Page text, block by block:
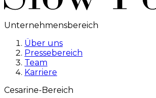
Unternehmensbereich
Über uns
Pressebereich
Team
Karriere
Cesarine-Bereich